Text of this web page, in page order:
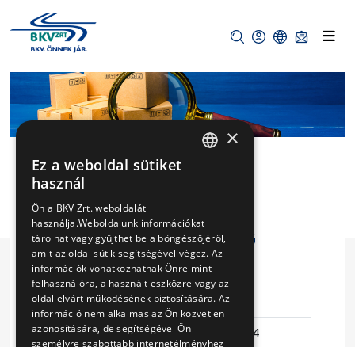
AD-BLUE
ADALÉKANYAG
BESZERZÉSE
Eljárás száma
V-165/15
Ajánlattételi
2015-07-24
×
Ez a weboldal sütiket
használ
Ön a BKV Zrt. weboldalát
használja.Weboldalunk információkat
tárolhat vagy gyűjthet be a böngészőjéről,
amit az oldal sütik segítségével végez. Az
információk vonatkozhatnak Önre mint
felhasználóra, a használt eszközre vagy az
oldal elvárt működésének biztosítására. Az
információ nem alkalmas az Ön közvetlen
azonosítására, de segítségével Ön
személyre szabottabb internetélményhez